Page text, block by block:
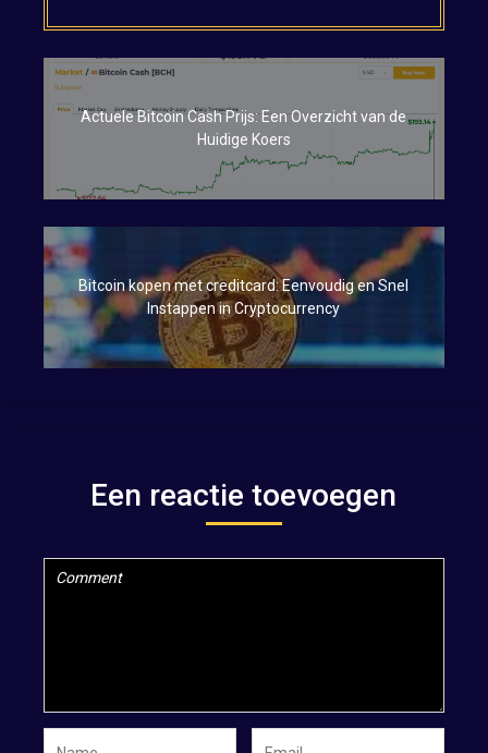
Actuele Bitcoin Cash Prijs: Een Overzicht van de
Huidige Koers
Bitcoin kopen met creditcard: Eenvoudig en Snel
Instappen in Cryptocurrency
Een reactie toevoegen